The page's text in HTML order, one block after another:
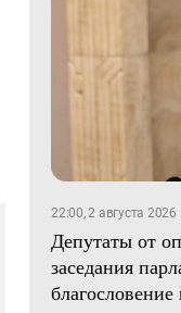
22:00, 2 августа 2026
Депутаты от
заседания
благословение